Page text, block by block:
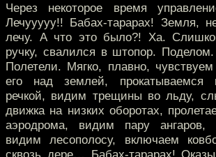
Через некоторое время
Лечууууу!! Бабах-тарарах! Земля,
лечу. А что это было?! Ха.
ручку, свалился в штопор.
Полетели. Мягко, плавно,
его над землей, прокатываемся
речкой, видим трещины во льду,
движка на низких оборотах,
аэродрома, видим пару ангаров,
видим лесополосу, включаем